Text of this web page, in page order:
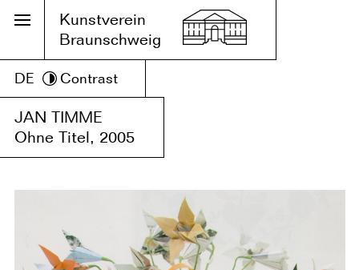
Kunstverein
Braunschweig
DE Contrast
JAN TIMME
Ohne Titel, 2005